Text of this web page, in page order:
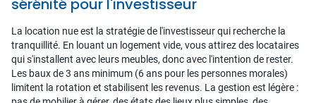
sérénité pour l'investisseur
La location nue est la stratégie de l'investisseur qui recherche la
tranquillité. En louant un logement vide, vous attirez des locataires
qui s'installent avec leurs meubles, donc avec l'intention de rester.
Les baux de 3 ans minimum (6 ans pour les personnes morales)
limitent la rotation et stabilisent les revenus. La gestion est légère :